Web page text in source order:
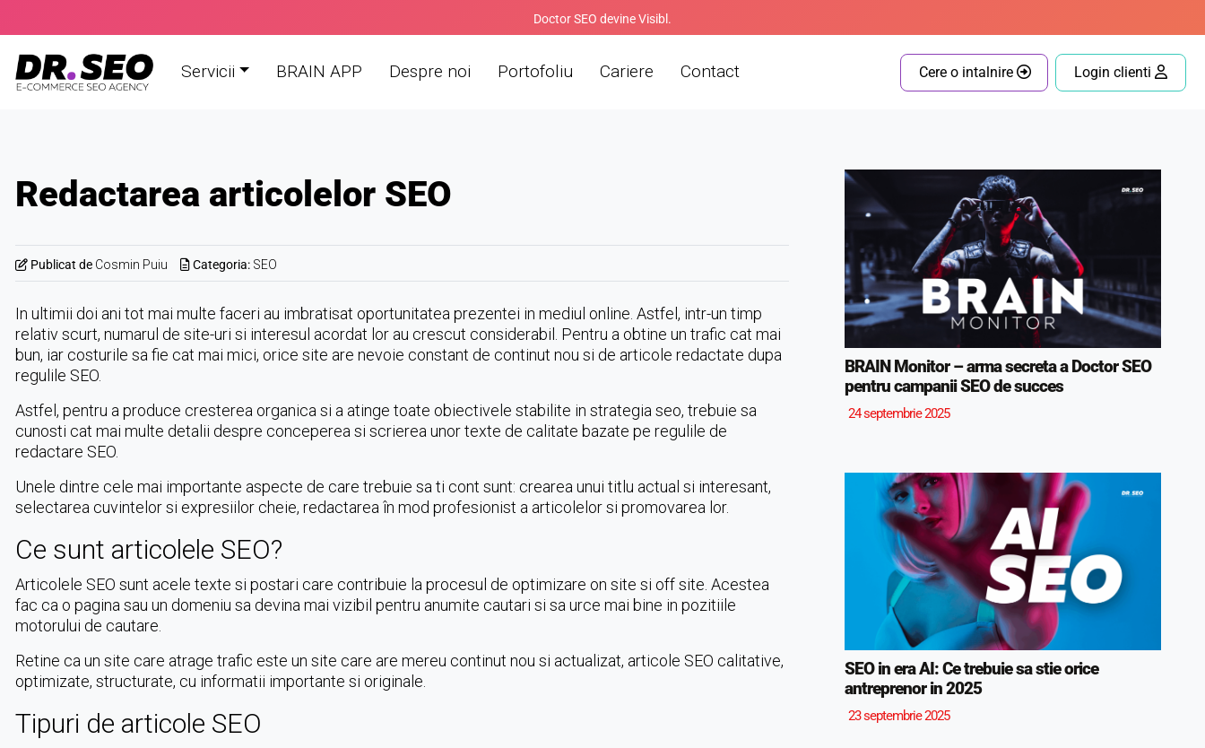
content
Doctor SEO devine Visibl.
Servicii BRAIN APP Despre noi Portofoliu Cariere Contact Cere o intalnire Login clienti
Redactarea articolelor SEO
Publicat de Cosmin Puiu Categoria: SEO
In ultimii doi ani tot mai multe faceri au imbratisat oportunitatea prezentei in mediul online. Astfel, intr-un timp
relativ scurt, numarul de site-uri si interesul acordat lor au crescut considerabil. Pentru a obtine un trafic cat mai
bun, iar costurile sa fie cat mai mici, orice site are nevoie constant de continut nou si de articole redactate dupa
regulile SEO.
Astfel, pentru a produce cresterea organica si a atinge toate obiectivele stabilite in strategia seo, trebuie sa
cunosti cat mai multe detalii despre conceperea si scrierea unor texte de calitate bazate pe regulile de
redactare SEO.
Unele dintre cele mai importante aspecte de care trebuie sa ti cont sunt: crearea unui titlu actual si interesant,
selectarea cuvintelor si expresiilor cheie, redactarea în mod profesionist a articolelor si promovarea lor.
Ce sunt articolele SEO?
Articolele SEO sunt acele texte si postari care contribuie la procesul de optimizare on site si off site. Acestea
fac ca o pagina sau un domeniu sa devina mai vizibil pentru anumite cautari si sa urce mai bine in pozitiile
motorului de cautare.
Retine ca un site care atrage trafic este un site care are mereu continut nou si actualizat, articole SEO calitative,
optimizate, structurate, cu informatii importante si originale.
Tipuri de articole SEO
BRAIN Monitor – arma secreta a Doctor SEO
pentru campanii SEO de succes
24 septembrie 2025
SEO in era AI: Ce trebuie sa stie orice
antreprenor in 2025
23 septembrie 2025